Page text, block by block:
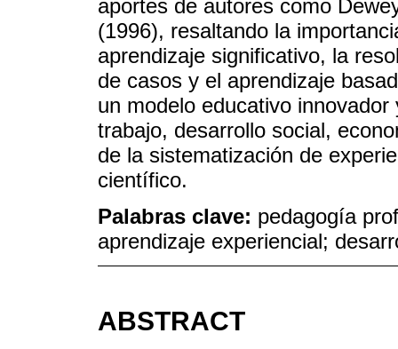
aportes de autores como
(1996), resaltando la
aprendizaje significativo, la
de casos y el aprendizaje
un modelo educativo
trabajo, desarrollo social,
de la sistematización de
científico.
Palabras clave: pedagogía
aprendizaje experiencial;
ABSTRACT